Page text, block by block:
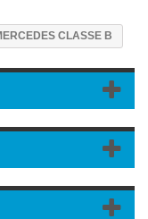
CLASSE B